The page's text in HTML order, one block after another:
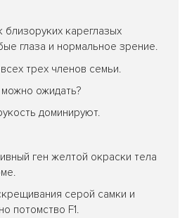
кареглазых
глаза и нормальное зрение.
трех членов семьи.
ожидать?
доминируют.
ген желтой окраски тела
серой самки и
потомство F1.